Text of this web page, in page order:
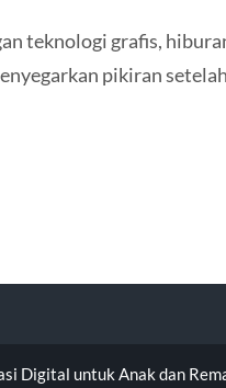
teknologi grafis,
pikiran
Digital untuk Anak dan